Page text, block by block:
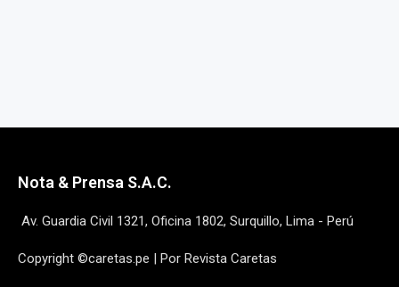
Nota & Prensa S.A.C.
Av. Guardia Civil 1321, Oficina 1802, Surquillo, Lima - Perú
Copyright ©caretas.pe | Por Revista Caretas